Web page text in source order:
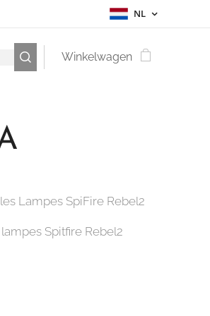
NL
Winkelwagen
Lampes SpiFire Rebel2
Spitfire Rebel2